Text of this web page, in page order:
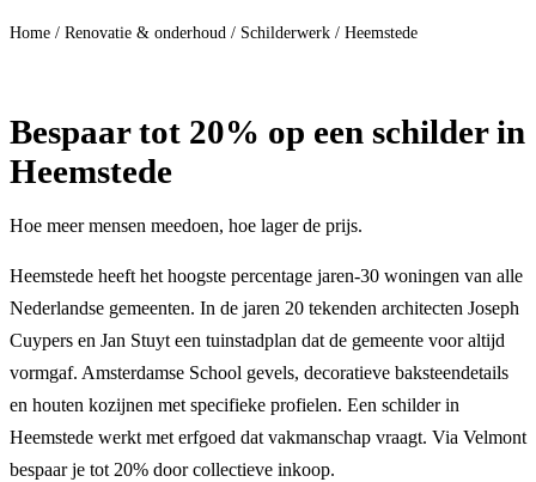
Home / Renovatie & onderhoud / Schilderwerk / Heemstede
Bespaartot 20% op een schilder in
Heemstede
Hoe meer mensen meedoen, hoe lager de prijs.
Heemstede heeft het hoogste percentage jaren-30 woningen van alle
Nederlandse gemeenten. In de jaren 20 tekenden architecten Joseph
Cuypers en Jan Stuyt een tuinstadplan dat de gemeente voor altijd
vormgaf. Amsterdamse School gevels, decoratieve baksteendetails
en houten kozijnen met specifieke profielen. Een schilder in
Heemstede werkt met erfgoed dat vakmanschap vraagt. Via Velmont
bespaar je tot 20% door collectieve inkoop.